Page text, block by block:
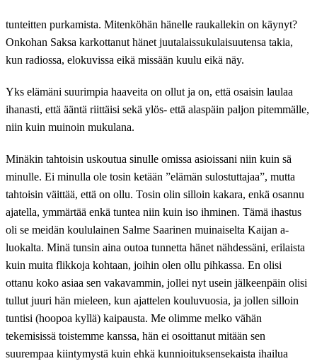
tunteitten purkamista. Mitenköhän hänelle raukallekin on käynyt?
Onkohan Saksa karkottanut hänet juutalaissukulaisuutensa takia,
kun radiossa, elokuvissa eikä missään kuulu eikä näy.
Yks elämäni suurimpia haaveita on ollut ja on, että osaisin laulaa
ihanasti, että ääntä riittäisi sekä ylös- että alaspäin paljon pitemmälle,
niin kuin muinoin mukulana.
Minäkin tahtoisin uskoutua sinulle omissa asioissani niin kuin sä
minulle. Ei minulla ole tosin ketään ”elämän sulostuttajaa”, mutta
tahtoisin väittää, että on ollu. Tosin olin silloin kakara, enkä osannu
ajatella, ymmärtää enkä tuntea niin kuin iso ihminen. Tämä ihastus
oli se meidän koululainen Salme Saarinen muinaiselta Kaijan a-
luokalta. Minä tunsin aina outoa tunnetta hänet nähdessäni, erilaista
kuin muita flikkoja kohtaan, joihin olen ollu pihkassa. En olisi
ottanu koko asiaa sen vakavammin, jollei nyt usein jälkeenpäin olisi
tullut juuri hän mieleen, kun ajattelen kouluvuosia, ja jollen silloin
tuntisi (hoopoa kyllä) kaipausta. Me olimme melko vähän
tekemisissä toistemme kanssa, hän ei osoittanut mitään sen
suurempaa kiintymystä kuin ehkä kunnioituksensekaista ihailua